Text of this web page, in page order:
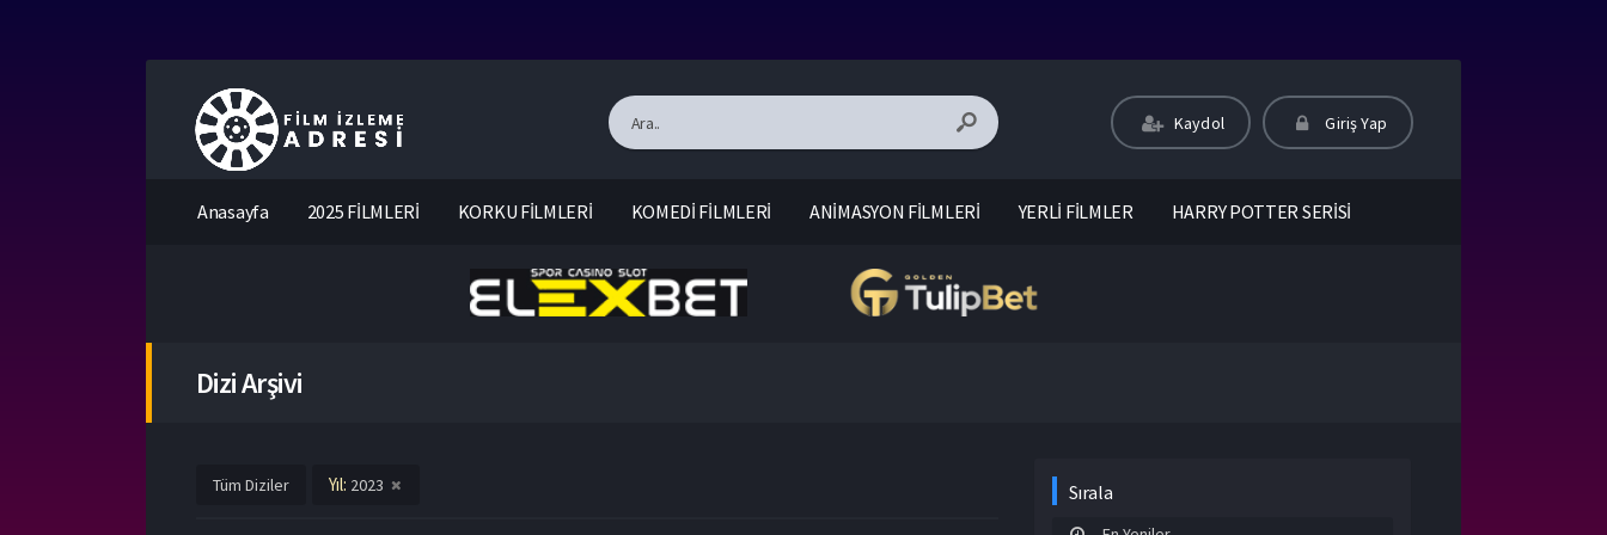
Kaydol Giriş Yap
Anasayfa 2025 FİLMLERİ KORKU FİLMLERİ KOMEDİ FİLMLERİ ANİMASYON FİLMLERİ YERLİ FİLMLER HARRY POTTER SERİSİ
Dizi Arşivi
Tüm Diziler Yıl: 2023 Sırala